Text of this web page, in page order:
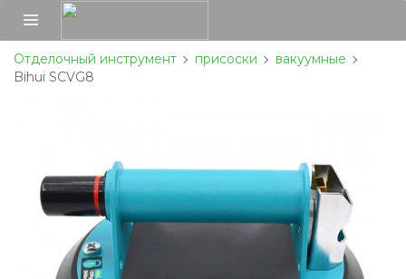
Отделочный инструмент присоски
вакуумные
Bihui SCVG8